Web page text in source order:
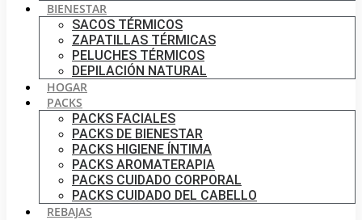
BIENESTAR
SACOS TÉRMICOS
ZAPATILLAS TÉRMICAS
PELUCHES TÉRMICOS
DEPILACIÓN NATURAL
HOGAR
PACKS
PACKS FACIALES
PACKS DE BIENESTAR
PACKS HIGIENE ÍNTIMA
PACKS AROMATERAPIA
PACKS CUIDADO CORPORAL
PACKS CUIDADO DEL CABELLO
REBAJAS